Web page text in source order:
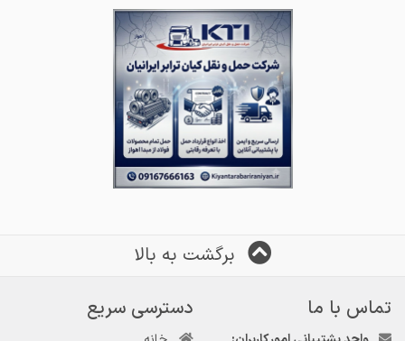
برگشت به بالا
تماس با ما
دسترسی سریع